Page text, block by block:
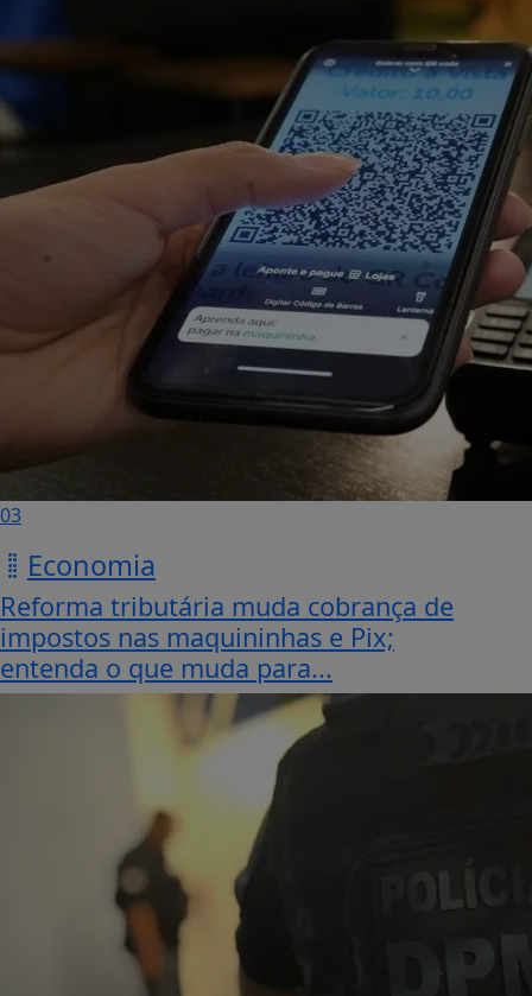
03
Economia
Reforma tributária muda cobrança de
impostos nas maquininhas e Pix;
entenda o que muda para...